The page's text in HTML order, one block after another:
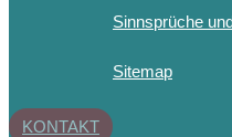
Sinnsprüche
Sitemap
KONTAKT